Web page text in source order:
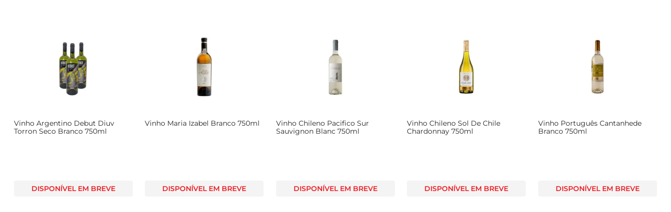
Vinho Argentino Debut Diuv
Torron Seco Branco 750ml
DISPONÍVEL EM BREVE
Vinho Maria Izabel Branco 750ml
DISPONÍVEL EM BREVE
Vinho Chileno Pacifico Sur
Sauvignon Blanc 750ml
DISPONÍVEL EM BREVE
Vinho Chileno Sol De Chile
Chardonnay 750ml
DISPONÍVEL EM BREVE
Vinho Português Cantanhede
Branco 750ml
DISPONÍVEL EM BREVE